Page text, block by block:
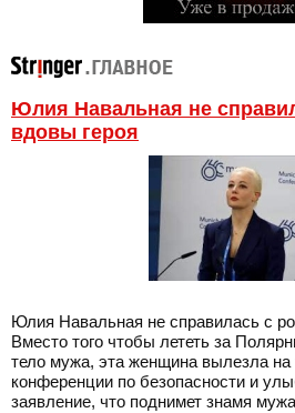
Юлия Навальная не
вдовы героя
Юлия Навальная не справилась с
Вместо того чтобы лететь за
тело мужа, эта женщина вылезла
конференции по безопасности и
заявление, что поднимет знамя мужа